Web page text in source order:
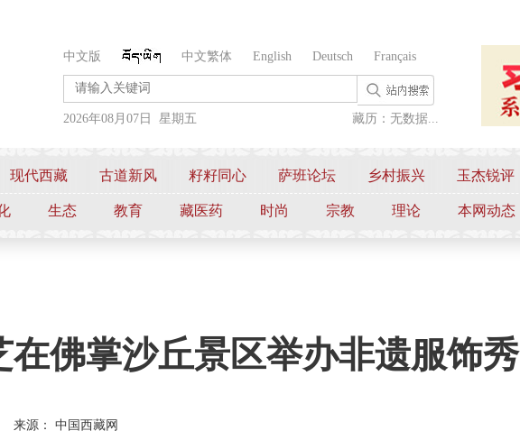
中文版 中文繁体 English Deutsch Français
2026年08月07日 星期五 藏历：无数据...
现代西藏 古道新风 籽籽同心 萨班论坛 乡村振兴 玉杰锐评
生态 教育 藏医药 时尚 宗教 理论 本网动态
在佛掌沙丘景区举办非遗服饰秀
来源： 中国西藏网